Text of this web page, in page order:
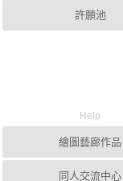
許願池
Help
繪圖藝廊作品
同人交流中心